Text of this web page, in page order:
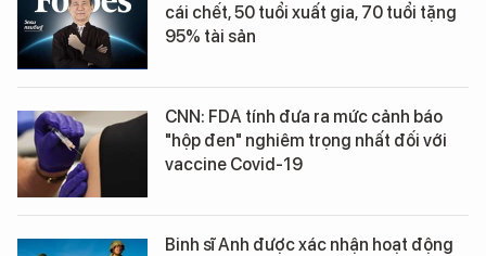
cái chết, 50 tuổi xuất gia, 70 tuổi tặng
95% tài sản
CNN: FDA tính đưa ra mức cảnh báo
"hộp đen" nghiêm trọng nhất đối với
vaccine Covid-19
Binh sĩ Anh được xác nhận hoạt động